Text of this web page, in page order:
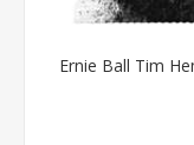
Ernie Ball Tim